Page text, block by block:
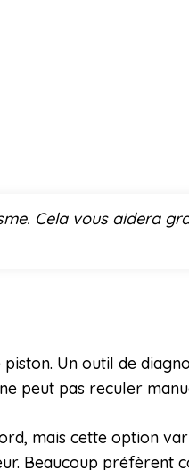
Cela vous aidera
Un outil de
peut pas reculer
mais cette option
Beaucoup préfèrent